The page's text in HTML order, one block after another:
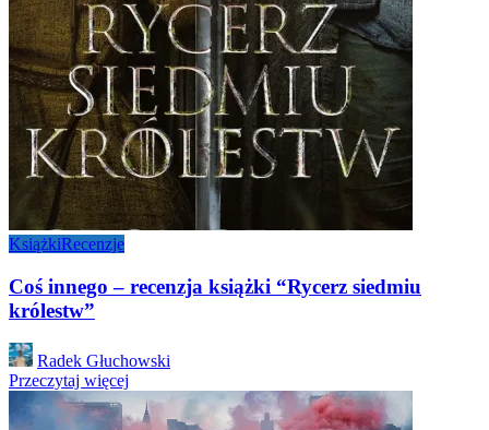
KsiążkiRecenzje
Coś innego – recenzja książki “Rycerz siedmiu
królestw”
Posted
by
Radek Głuchowski
Przeczytaj więcej